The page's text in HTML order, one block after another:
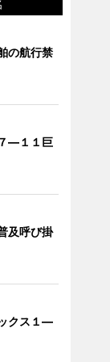
の航行禁
―１１巨
及呼び掛
クス１―